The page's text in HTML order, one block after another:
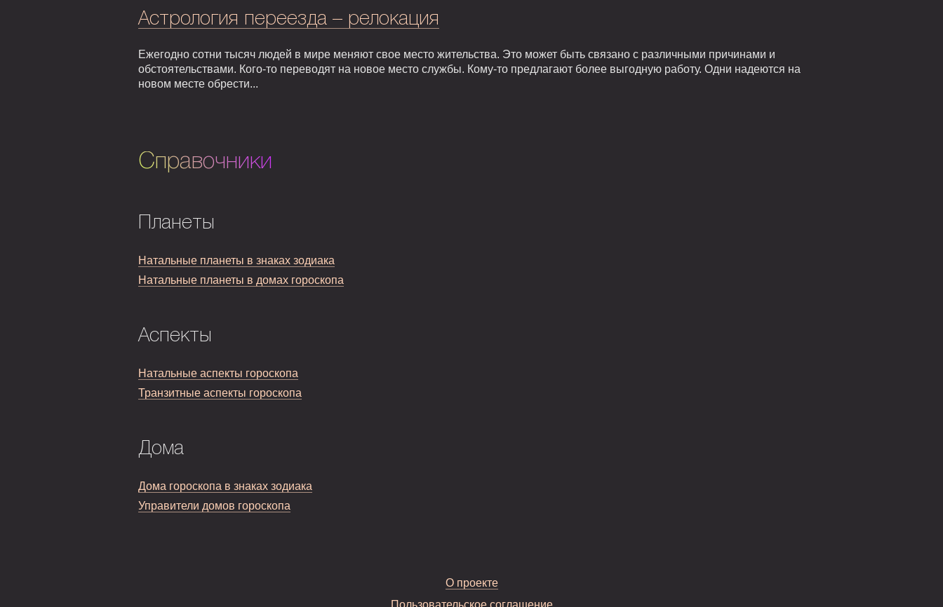
Астрология переезда – релокация
Ежегодно сотни тысяч людей в мире меняют свое место жительства. Это может быть связано с различными причинами и
обстоятельствами. Кого-то переводят на новое место службы. Кому-то предлагают более выгодную работу. Одни надеются на
новом месте обрести...
Справочники
Планеты
Натальные планеты в знаках зодиака
Натальные планеты в домах гороскопа
Аспекты
Натальные аспекты гороскопа
Транзитные аспекты гороскопа
Дома
Дома гороскопа в знаках зодиака
Управители домов гороскопа
О проекте